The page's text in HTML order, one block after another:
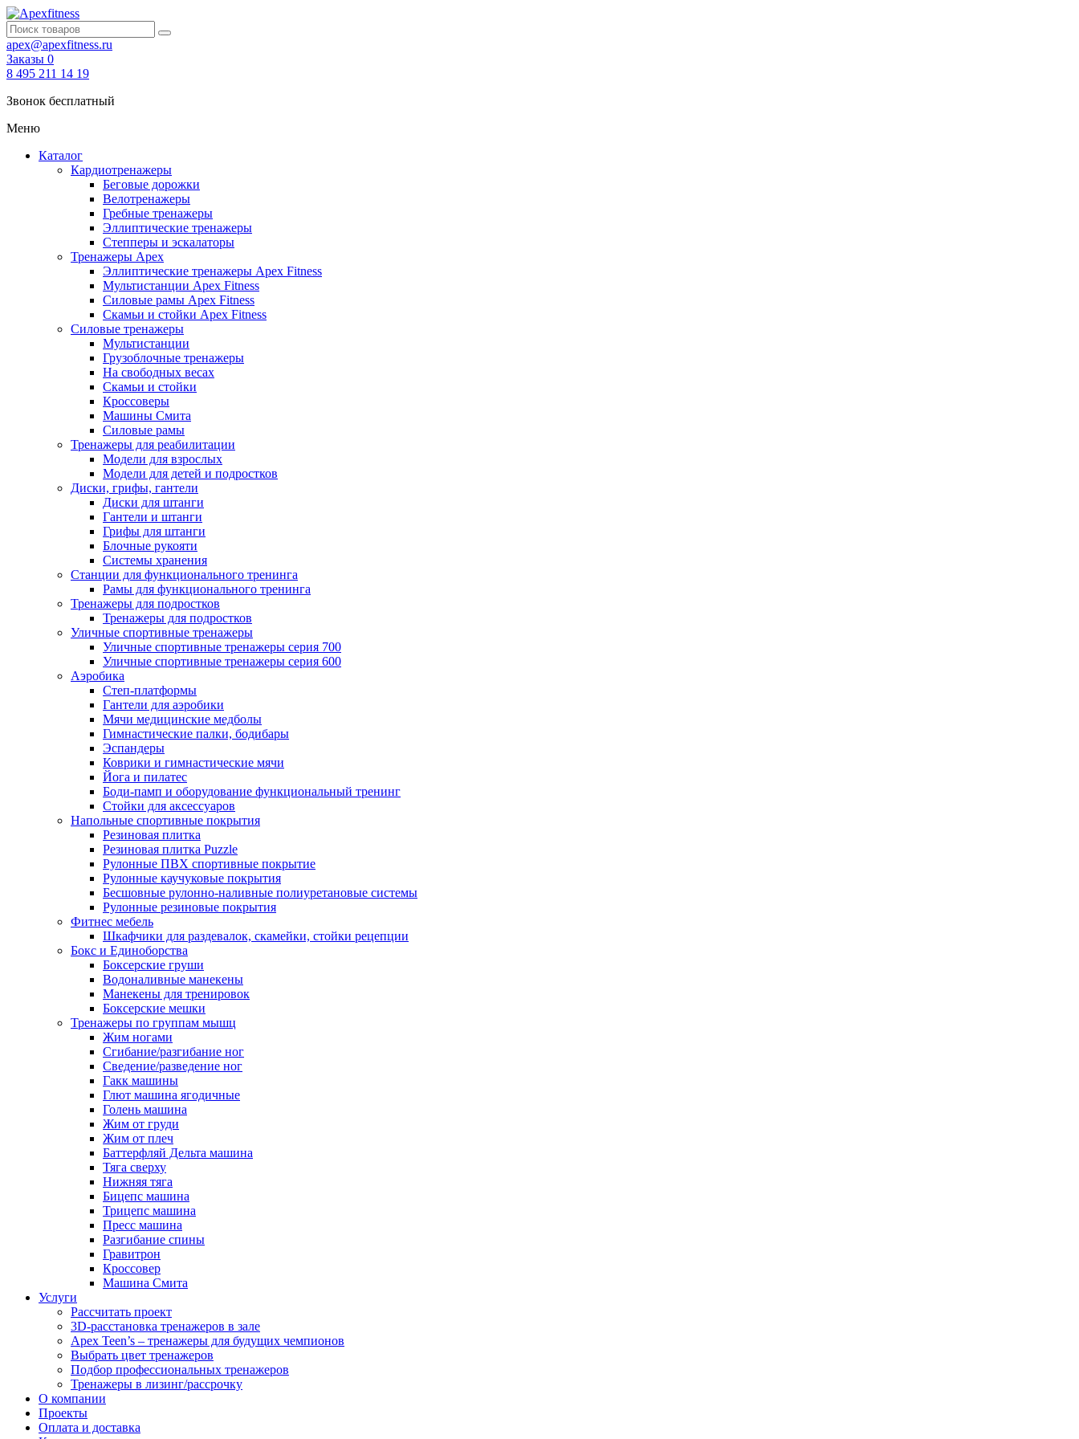
apex@apexfitness.ru
Заказы 0
8 495 211 14 19
Звонок бесплатный
Меню
Каталог
Кардиотренажеры
Беговые дорожки
Велотренажеры
Гребные тренажеры
Эллиптические тренажеры
Степперы и эскалаторы
Тренажеры Apex
Эллиптические тренажеры Apex Fitness
Мультистанции Apex Fitness
Силовые рамы Apex Fitness
Скамьи и стойки Apex Fitness
Силовые тренажеры
Мультистанции
Грузоблочные тренажеры
На свободных весах
Скамьи и стойки
Кроссоверы
Машины Смита
Силовые рамы
Тренажеры для реабилитации
Модели для взрослых
Модели для детей и подростков
Диски, грифы, гантели
Диски для штанги
Гантели и штанги
Грифы для штанги
Блочные рукояти
Системы хранения
Станции для функционального тренинга
Рамы для функционального тренинга
Тренажеры для подростков
Тренажеры для подростков
Уличные спортивные тренажеры
Уличные спортивные тренажеры серия 700
Уличные спортивные тренажеры серия 600
Аэробика
Степ-платформы
Гантели для аэробики
Мячи медицинские медболы
Гимнастические палки, бодибары
Эспандеры
Коврики и гимнастические мячи
Йога и пилатес
Боди-памп и оборудование функциональный тренинг
Стойки для аксессуаров
Напольные спортивные покрытия
Резиновая плитка
Резиновая плитка Puzzle
Рулонные ПВХ спортивные покрытие
Рулонные каучуковые покрытия
Бесшовные рулонно-наливные полиуретановые системы
Рулонные резиновые покрытия
Фитнес мебель
Шкафчики для раздевалок, скамейки, стойки рецепции
Бокс и Единоборства
Боксерские груши
Водоналивные манекены
Манекены для тренировок
Боксерские мешки
Тренажеры по группам мышц
Жим ногами
Сгибание/разгибание ног
Сведение/разведение ног
Гакк машины
Глют машина ягодичные
Голень машина
Жим от груди
Жим от плеч
Баттерфляй Дельта машина
Тяга сверху
Нижняя тяга
Бицепс машина
Трицепс машина
Пресс машина
Разгибание спины
Гравитрон
Кроссовер
Машина Смита
Услуги
Рассчитать проект
3D-расстановка тренажеров в зале
Apex Teen’s – тренажеры для будущих чемпионов
Выбрать цвет тренажеров
Подбор профессиональных тренажеров
Тренажеры в лизинг/рассрочку
О компании
Проекты
Оплата и доставка